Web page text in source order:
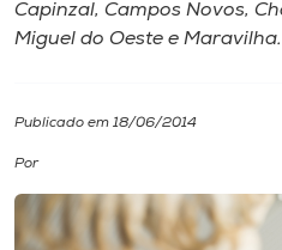
I.nova
Diplomados
Cultura
Capinzal, Campos Novos,
Miguel do Oeste e
Publicado em 18/06/2014
Por